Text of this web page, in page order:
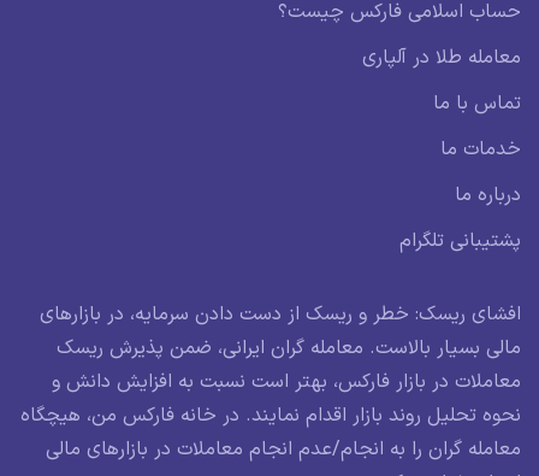
حساب اسلامی فارکس چیست؟
معامله طلا در آلپاری
تماس با ما
خدمات ما
درباره ما
پشتیبانی تلگرام
افشای ریسک: خطر و ریسک از دست دادن سرمایه، در بازارهای
مالی بسیار بالاست. معامله گران ایرانی، ضمن پذیرش ریسک
معاملات در بازار فارکس، بهتر است نسبت به افزایش دانش و
نحوه تحلیل روند بازار اقدام نمایند. در خانه فارکس من، هیچگاه
معامله گران را به انجام/عدم انجام معاملات در بازارهای مالی